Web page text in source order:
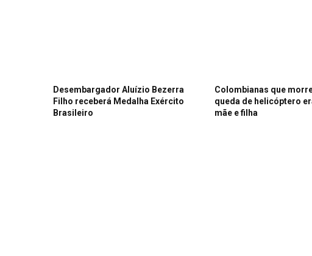
Desembargador Aluízio Bezerra
Filho receberá Medalha Exército
Brasileiro
Colombianas que
queda de helicóptero
mãe e filha